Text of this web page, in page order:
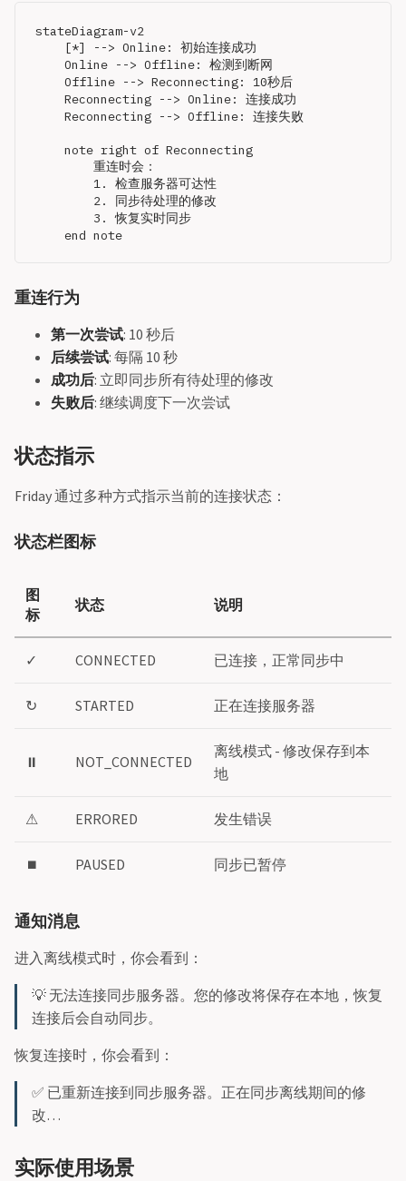
stateDiagram-v2
    [*] --> Online: 初始连接成功
    Online --> Offline: 检测到断网
    Offline --> Reconnecting: 10秒后
    Reconnecting --> Online: 连接成功
    Reconnecting --> Offline: 连接失败
    note right of Reconnecting
        重连时会：
        1. 检查服务器可达性
        2. 同步待处理的修改
        3. 恢复实时同步
    end note
重连行为
第一次尝试: 10 秒后
后续尝试: 每隔 10 秒
成功后: 立即同步所有待处理的修改
失败后: 继续调度下一次尝试
状态指示
Friday 通过多种方式指示当前的连接状态：
状态栏图标
图
标
状态 说明
✓ CONNECTED 已连接，正常同步中
↻ STARTED 正在连接服务器
⏸ NOT_CONNECTED
离线模式 - 修改保存到本
地
⚠ ERRORED 发生错误
⏹ PAUSED 同步已暂停
通知消息
进入离线模式时，你会看到：
💡 无法连接同步服务器。您的修改将保存在本地，恢复
连接后会自动同步。
恢复连接时，你会看到：
✅ 已重新连接到同步服务器。正在同步离线期间的修
改…
实际使用场景